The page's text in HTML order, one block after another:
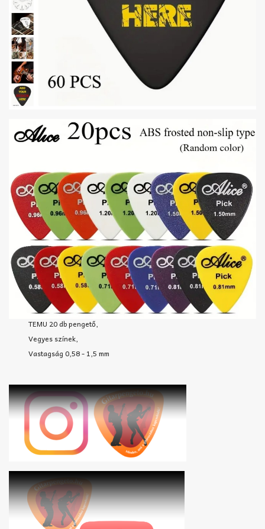
TEMU 20 db pengető,
Vegyes színek,
Vastagság 0,58 - 1,5 mm